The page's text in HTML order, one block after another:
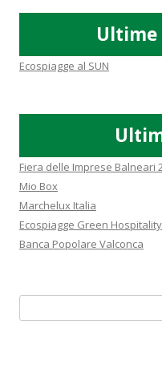
Ultime
Ecospiagge al SUN
Fiera delle Imprese Balneari
Mio Box
Marchelux Italia
Ecospiagge Green Hospitality
Banca Popolare Valconca
Ricerca
per: